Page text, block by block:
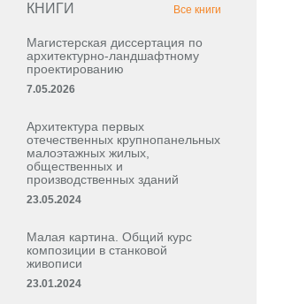
КНИГИ Все книги
Магистерская диссертация по
архитектурно-ландшафтному
проектированию
7.05.2026
Архитектура первых
отечественных крупнопанельных
малоэтажных жилых,
общественных и
производственных зданий
23.05.2024
Малая картина. Общий курс
композиции в станковой
живописи
23.01.2024